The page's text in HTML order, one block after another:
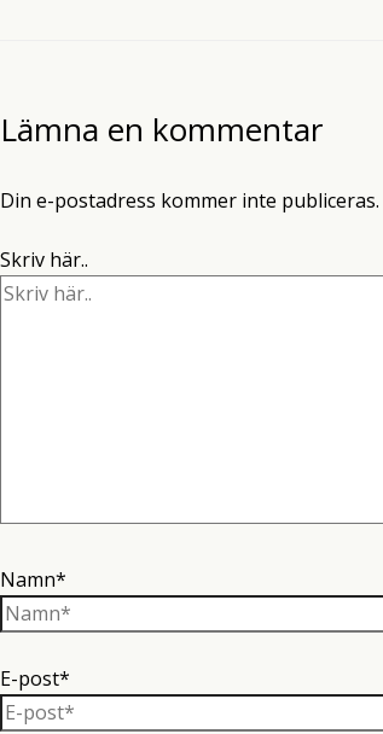
Lämna en kommentar
Din e-postadress kommer inte publiceras.
Skriv här..
Namn*
E-post*